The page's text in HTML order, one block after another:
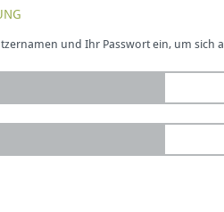
und Ihr Passwort ein, um sich